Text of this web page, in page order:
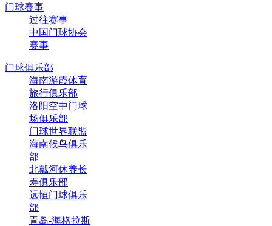
门球赛事
过往赛事
中国门球协会
赛事
门球俱乐部
海南游霞体育
旅行俱乐部
洛阳空中门球
场俱乐部
门球世界联盟
海南候鸟俱乐
部
北戴河休养长
寿俱乐部
远恒门球俱乐
部
青岛-海格拉斯